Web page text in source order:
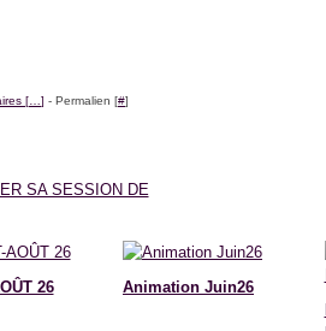
[ ] - Permalien [#]
SA SESSION DE
26
Animation Juin26